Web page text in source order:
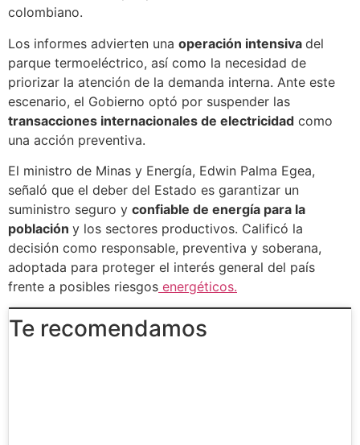
colombiano.
Los informes advierten una operación intensiva del
parque termoeléctrico, así como la necesidad de
priorizar la atención de la demanda interna. Ante este
escenario, el Gobierno optó por suspender las
transacciones internacionales de electricidad como
una acción preventiva.
El ministro de Minas y Energía, Edwin Palma Egea,
señaló que el deber del Estado es garantizar un
suministro seguro y confiable de energía para la
población y los sectores productivos. Calificó la
decisión como responsable, preventiva y soberana,
adoptada para proteger el interés general del país
frente a posibles riesgos energéticos.
Te recomendamos